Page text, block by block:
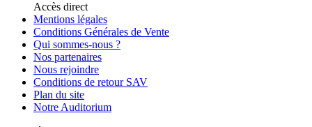
Accès direct
Mentions légales
Conditions Générales de Vente
Qui sommes-nous ?
Nos partenaires
Nous rejoindre
Conditions de retour SAV
Plan du site
Notre Auditorium